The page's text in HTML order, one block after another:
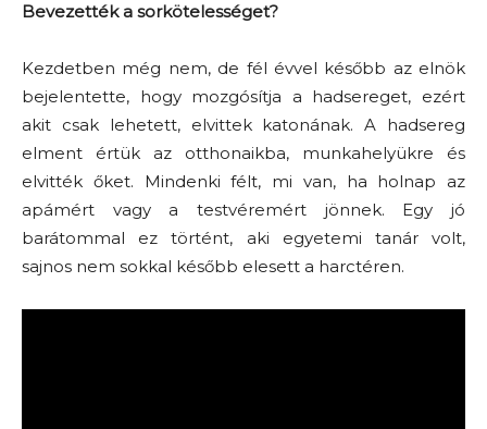
Bevezették a sorkötelességet?
Kezdetben még nem, de fél évvel később az elnök
bejelentette, hogy mozgósítja a hadsereget, ezért
akit csak lehetett, elvittek katonának. A hadsereg
elment értük az otthonaikba, munkahelyükre és
elvitték őket. Mindenki félt, mi van, ha holnap az
apámért vagy a testvéremért jönnek. Egy jó
barátommal ez történt, aki egyetemi tanár volt,
sajnos nem sokkal később elesett a harctéren.